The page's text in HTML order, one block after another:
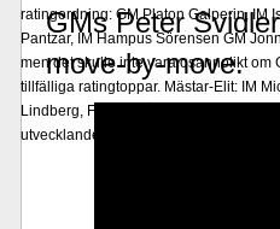
ratingordning: GM Platon Galperin, IM
Pantzar, IM Hampus Sörensen GM
men det skulle inte vara osannolikt om
tillfälliga ratingtoppar. Mästar-Elit: IM
Lindberg, FM Joar Östlund, FM
utvecklande spelare kommer att
GMs Peter
move-by-move.